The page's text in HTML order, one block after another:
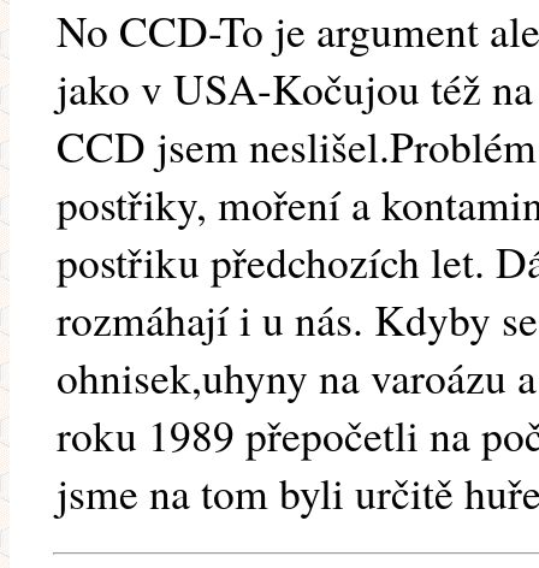
No CCD-To je argument
jako v USA-Kočujou též
CCD jsem
postřiky, moření a
postřiku předchozích let.
rozmáhají i u nás. Kdyby
ohnisek,uhyny na varoázu
roku 1989 přepočetli na
jsme na tom byli určitě